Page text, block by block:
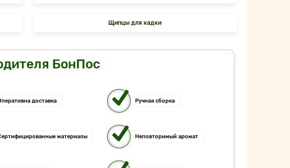
Щипцы для кадки
БонПос
доставка Ручная сборка
материалы Неповторимый аромат